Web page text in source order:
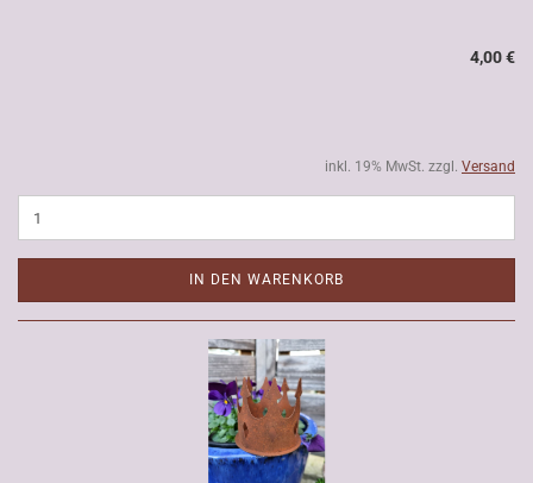
4,00 €
inkl. 19% MwSt. zzgl. Versand
IN DEN WARENKORB